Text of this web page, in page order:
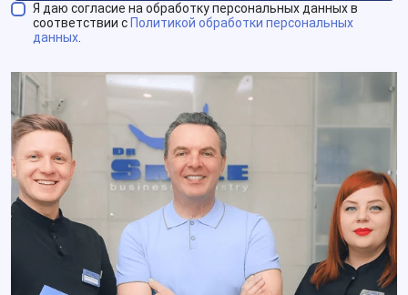
Я даю согласие на обработку персональных данных в
соответствии с Политикой обработки персональных
данных